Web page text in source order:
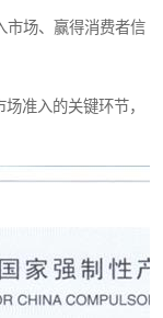
市场、赢得消费者信
准入的关键环节，